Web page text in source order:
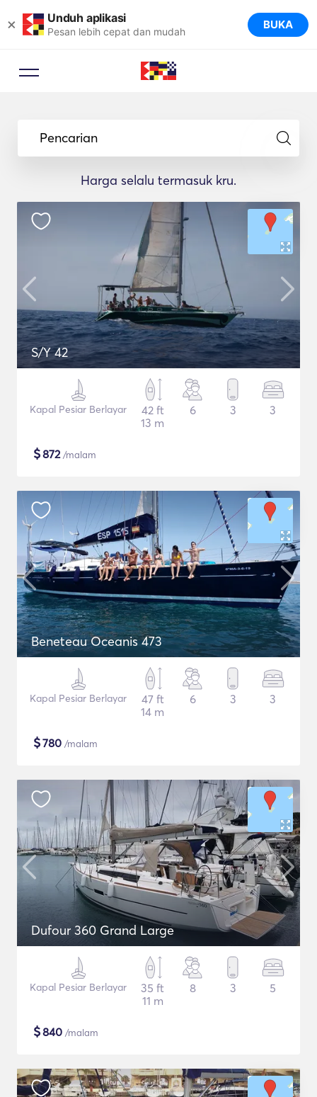
× Unduh aplikasi
Pesan lebih cepat dan mudah BUKA
Pencarian
Harga selalu termasuk kru.
S/Y 42
Kapal Pesiar Berlayar
42 ft
13 m
6 3 3
$872/malam
Beneteau Oceanis 473
Kapal Pesiar Berlayar
47 ft
14 m
6 3 3
$780 /malam
Dufour 360 Grand Large
Kapal Pesiar Berlayar
35 ft
11 m
8 3 5
$840 /malam